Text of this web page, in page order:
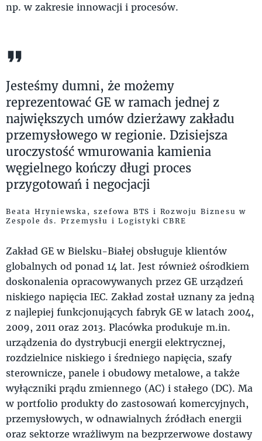
np. w zakresie innowacji i procesów.
Jesteśmy dumni, że możemy
reprezentować GE w ramach jednej z
największych umów dzierżawy zakładu
przemysłowego w regionie. Dzisiejsza
uroczystość wmurowania kamienia
węgielnego kończy długi proces
przygotowań i negocjacji
Beata Hryniewska, szefowa BTS i Rozwoju Biznesu w
Zespole ds. Przemysłu i Logistyki CBRE
Zakład GE w Bielsku-Białej obsługuje klientów
globalnych od ponad 14 lat. Jest również ośrodkiem
doskonalenia opracowywanych przez GE urządzeń
niskiego napięcia IEC. Zakład został uznany za jedną
z najlepiej funkcjonujących fabryk GE w latach 2004,
2009, 2011 oraz 2013. Placówka produkuje m.in.
urządzenia do dystrybucji energii elektrycznej,
rozdzielnice niskiego i średniego napięcia, szafy
sterownicze, panele i obudowy metalowe, a także
wyłączniki prądu zmiennego (AC) i stałego (DC). Ma
w portfolio produkty do zastosowań komercyjnych,
przemysłowych, w odnawialnych źródłach energii
oraz sektorze wrażliwym na bezprzerwowe dostawy